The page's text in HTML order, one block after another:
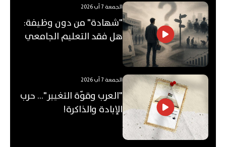
الجمعة 7 آب 2026
"شهادة" من دون وظيفة:
هل فقد التعليم الجامعي
الجمعة 7 آب 2026
"العرب وقوّة التغيير"... حرب
الإبادة والذاكرة!